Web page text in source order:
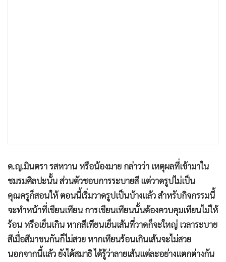
ด.ญ.มินตรา รสหวาน หรือน้องมาย กล่าวว่า เหตุผลที่เข้ามาใน
ชมรมศิลปะนั้น ส่วนตัวชอบการระบายสี แต่วาดรูปไม่เป็น
คุณครูก็สอนให้ ตอนนี้เริ่มวาดรูปเป็นบ้างแล้ว สำหรับกิจกรรมนี้
จะทำหน้าที่เขียนเทียน การเขียนเทียนนั้นต้องควบคุมเทียนไม่ให้
ร้อน หรือเย็นเกิน หากสีเทียนเย็นเส้นที่วาดก็จะใหญ่ เวลาระบาย
สีเมื่อสีมาชนกันก็ไม่สวย หากเทียนร้อนเกินเส้นจะไม่สวย
นอกจากนี้แล้ว ยังได้สมาธิ ได้รู้ว่าลายเส้นแต่ละอย่างแตกต่างกัน